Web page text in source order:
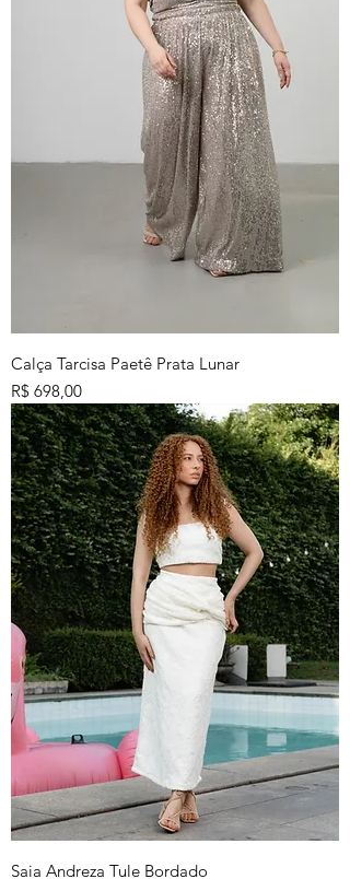
Calça Tarcisa Paetê Prata Lunar
Preço
R$ 698,00
Saia Andreza Tule Bordado